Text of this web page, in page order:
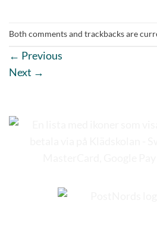
Both comments and trackbacks are
← Previous
Next →